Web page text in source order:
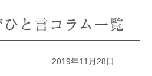
2019年11月28日